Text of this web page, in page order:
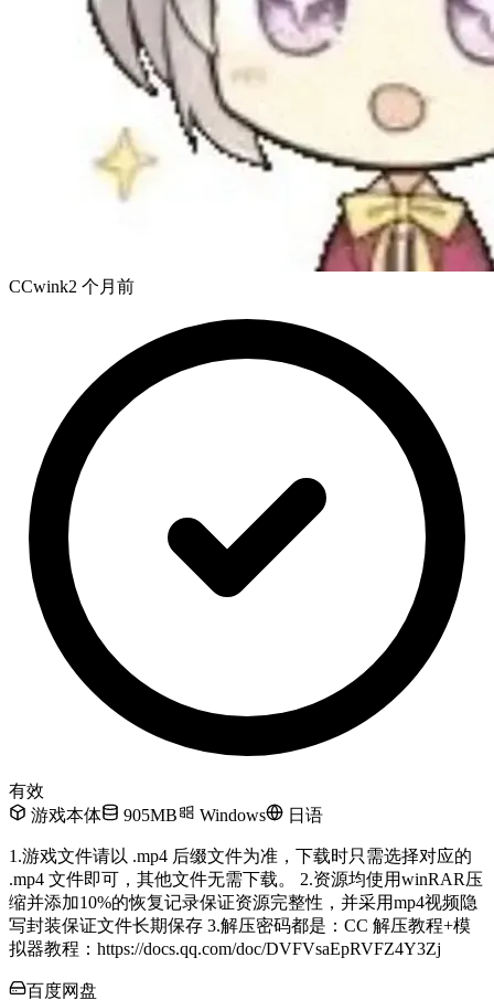
CCwink2 个月前
有效
游戏本体
905MB Windows 日语
1.游戏文件请以 .mp4 后缀文件为准，下载时只需选择对应的
.mp4 文件即可，其他文件无需下载。 2.资源均使用winRAR压
缩并添加10%的恢复记录保证资源完整性，并采用mp4视频隐
写封装保证文件长期保存 3.解压密码都是：CC 解压教程+模
拟器教程：https://docs.qq.com/doc/DVFVsaEpRVFZ4Y3Zj
百度网盘